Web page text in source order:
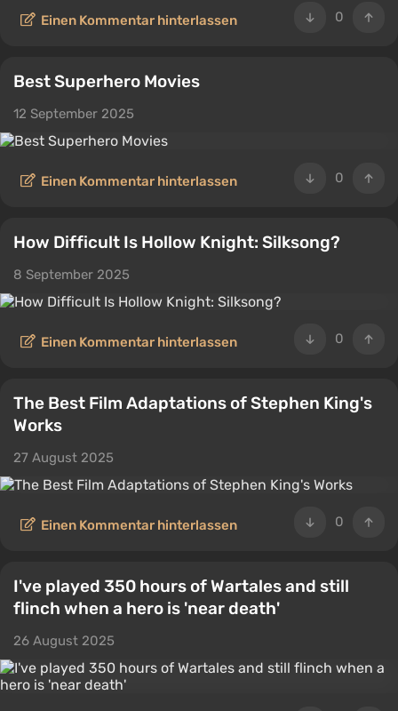
0
Einen Kommentar hinterlassen
Best Superhero Movies
12 September 2025
0
Einen Kommentar hinterlassen
How Difficult Is Hollow Knight: Silksong?
8 September 2025
0
Einen Kommentar hinterlassen
The Best Film Adaptations of Stephen King's
Works
27 August 2025
0
Einen Kommentar hinterlassen
I've played 350 hours of Wartales and still
flinch when a hero is 'near death'
26 August 2025